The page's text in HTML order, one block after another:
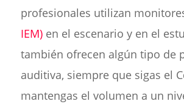
profesionales utilizan
IEM)en el escenario y en el
también ofrecen algún tipo de
auditiva, siempre que sigas el
mantengas el volumen a un